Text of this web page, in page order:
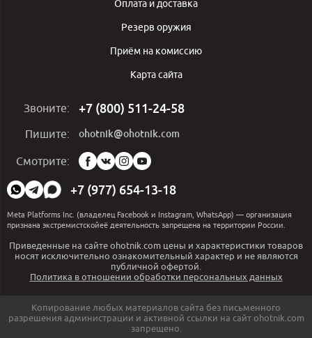
Оплата и доставка
Резерв оружия
Приём на комиссию
Карта сайта
Звоните: +7 (800) 511-24-58
Пишите: ohotnik@ohotnik.com
Смотрите:
Мы
в
социальных
сетях:
+7 (977) 654-13-18
Meta Platforms Inc. (владелец Facebook и Instagram, WhatsApp) — организация
признана экстремистскойеё деятельность запрещена на территории России.
Приведенные на сайте ohotnik.com цены и характеристики товаров
носят исключительно ознакомительный характер и не являются
публичной офертой.
Политика в отношении обработки персональных данных
Копирование любых материалов сайта без письменного
разрешения администрации и активной ссылки на сайт ohotnik.com
запрещено.